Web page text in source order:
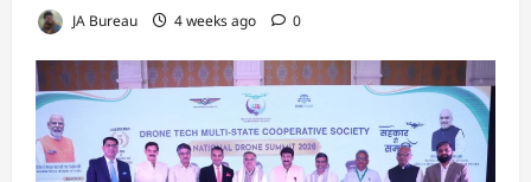
JA Bureau 4 weeks ago 0